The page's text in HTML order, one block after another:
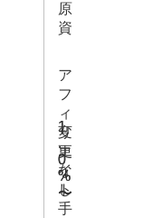
原
資
ア
フ
ィ
リ
エ
イ
ト
手
1
.
0
%
〜
1
.
0
%
〜
変
更
な
し